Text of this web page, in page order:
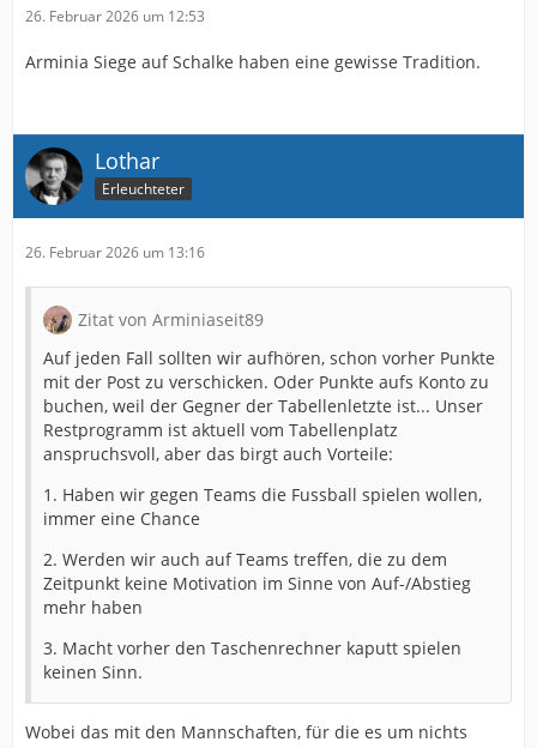
26. Februar 2026 um 12:53
Arminia Siege auf Schalke haben eine gewisse Tradition.
Lothar
Erleuchteter
26. Februar 2026 um 13:16
Zitat von Arminiaseit89
Auf jeden Fall sollten wir aufhören, schon vorher Punkte
mit der Post zu verschicken. Oder Punkte aufs Konto zu
buchen, weil der Gegner der Tabellenletzte ist... Unser
Restprogramm ist aktuell vom Tabellenplatz
anspruchsvoll, aber das birgt auch Vorteile:
1. Haben wir gegen Teams die Fussball spielen wollen,
immer eine Chance
2. Werden wir auch auf Teams treffen, die zu dem
Zeitpunkt keine Motivation im Sinne von Auf-/Abstieg
mehr haben
3. Macht vorher den Taschenrechner kaputt spielen
keinen Sinn.
Wobei das mit den Mannschaften, für die es um nichts